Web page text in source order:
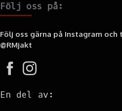
Följ oss på:
Följ oss gärna på Instagram
@RMjakt
En del av: